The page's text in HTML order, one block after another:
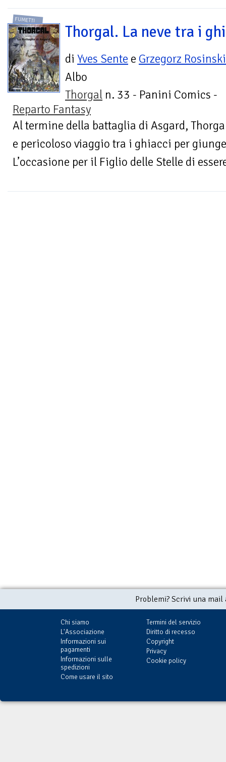
FUMETTI
Thorgal. La neve tra i
di Yves Sente e Grzegorz Rosinski
Albo
Thorgal n. 33 - Panini Comics -
Reparto Fantasy
Al termine della battaglia di Asgard,
e pericoloso viaggio tra i ghiacci per
L’occasione per il Figlio delle Stelle di
Problemi? Scrivi una
Chi siamo
L'Associazione
Informazioni sui
pagamenti
Informazioni sulle
spedizioni
Come usare il sito
Termini del servizio
Diritto di recesso
Copyright
Privacy
Cookie policy